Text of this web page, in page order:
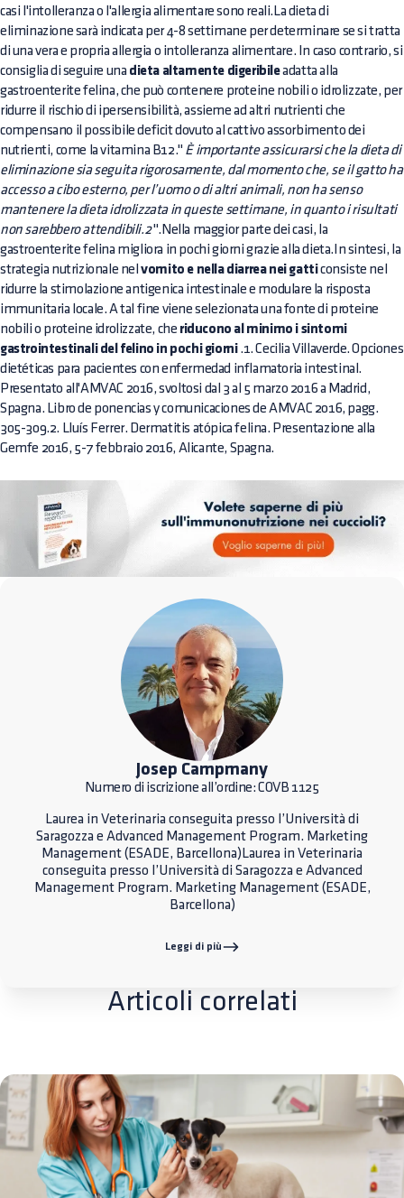
casi l'intolleranza o l'allergia alimentare sono reali.La dieta di
eliminazione sarà indicata per 4-8 settimane per determinare se si tratta
di una vera e propria allergia o intolleranza alimentare. In caso contrario, si
consiglia di seguire una dieta altamente digeribileadatta alla
gastroenterite felina, che può contenere proteine nobili o idrolizzate, per
ridurre il rischio di ipersensibilità, assieme ad altri nutrienti che
compensano il possibile deficit dovuto al cattivo assorbimento dei
nutrienti, come la vitamina B12." È importante assicurarsi che la dieta di
eliminazione sia seguita rigorosamente, dal momento che, se il gatto ha
accesso a cibo esterno, per l’uomo o di altri animali, non ha senso
mantenere la dieta idrolizzata in queste settimane, in quanto i risultati
non sarebbero attendibili.2".Nella maggior parte dei casi, la
gastroenterite felina migliora in pochi giorni grazie alla dieta.In sintesi, la
strategia nutrizionale nelvomito e nella diarrea nei gatticonsiste nel
ridurre la stimolazione antigenica intestinale e modulare la risposta
immunitaria locale. A tal fine viene selezionata una fonte di proteine
nobili o proteine idrolizzate, che riducono al minimo i sintomi
gastrointestinali del felino in pochi giorni.1. Cecilia Villaverde. Opciones
dietéticas para pacientes con enfermedad inflamatoria intestinal.
Presentato all'AMVAC 2016, svoltosi dal 3 al 5 marzo 2016 a Madrid,
Spagna. Libro de ponencias y comunicaciones de AMVAC 2016, pagg.
305-309.2. Lluís Ferrer. Dermatitis atópica felina. Presentazione alla
Gemfe 2016, 5-7 febbraio 2016, Alicante, Spagna.
Josep Campmany
Numero di iscrizione all’ordine: COVB 1125
Laurea in Veterinaria conseguita presso l’Università di
Saragozza e Advanced Management Program. Marketing
Management (ESADE, Barcellona)Laurea in Veterinaria
conseguita presso l’Università di Saragozza e Advanced
Management Program. Marketing Management (ESADE,
Barcellona)
Leggi di più
Articoli correlati